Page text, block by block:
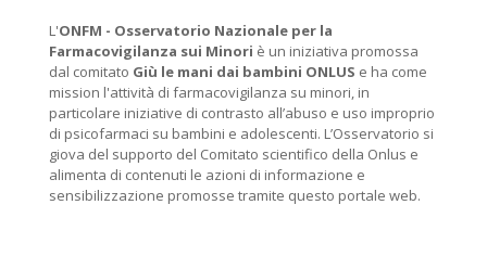
L'ONFM - Osservatorio Nazionale per la
Farmacovigilanza sui Minori è un iniziativa promossa
dal comitato Giù le mani dai bambini ONLUS e ha come
mission l'attività di farmacovigilanza su minori, in
particolare iniziative di contrasto all’abuso e uso improprio
di psicofarmaci su bambini e adolescenti. L’Osservatorio si
giova del supporto del Comitato scientifico della Onlus e
alimenta di contenuti le azioni di informazione e
sensibilizzazione promosse tramite questo portale web.